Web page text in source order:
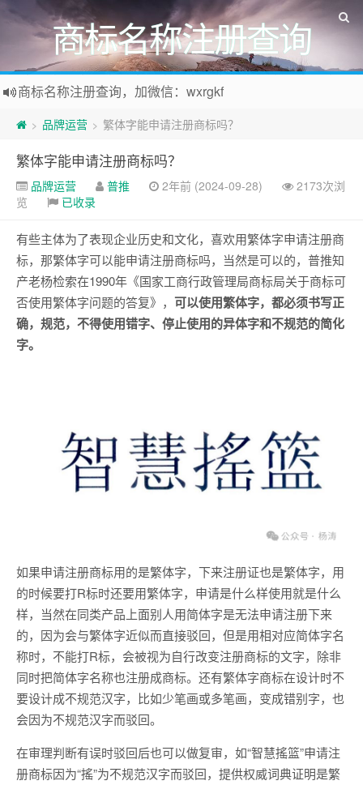
商标名称注册查询
商标名称注册查询，加微信：wxrgkf
商标注册和购买，加微信：wxrgkf
> 品牌运营 > 繁体字能申请注册商标吗？
繁体字能申请注册商标吗？
品牌运营 普推 2年前 (2024-09-28)
2173次浏
览
已收录
有些主体为了表现企业历史和文化，喜欢用繁体字申请注册商
标，那繁体字可以能申请注册商标吗，当然是可以的，普推知
产老杨检索在1990年《国家工商行政管理局商标局关于商标可
否使用繁体字问题的答复》， 可以使用繁体字，都必须书写正
确，规范，不得使用错字、停止使用的异体字和不规范的简化
字。
如果申请注册商标用的是繁体字，下来注册证也是繁体字，用
的时候要打R标时还要用繁体字，申请是什么样使用就是什么
样，当然在同类产品上面别人用简体字是无法申请注册下来
的，因为会与繁体字近似而直接驳回，但是用相对应简体字名
称时，不能打R标，会被视为自行改变注册商标的文字，除非
同时把简体字名称也注册成商标。还有繁体字商标在设计时不
要设计成不规范汉字，比如少笔画或多笔画，变成错别字，也
会因为不规范汉字而驳回。
在审理判断有误时驳回后也可以做复审，如“智慧搖篮”申请注
册商标因为“搖”为不规范汉字而驳回，提供权威词典证明是繁